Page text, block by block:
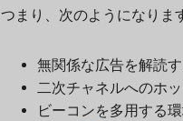
つまり、次のようになりま
無関係な広告を解読
二次チャネルへのホ
ビーコンを多用する